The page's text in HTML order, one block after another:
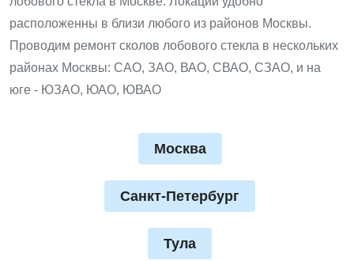
расположенны в близи любого из районов Москвы.
Проводим ремонт сколов лобового стекла в нескольких
районах Москвы: САО, ЗАО, ВАО, СВАО, СЗАО, и на
юге - ЮЗАО, ЮАО, ЮВАО
Москва
Санкт-Петербург
Тула